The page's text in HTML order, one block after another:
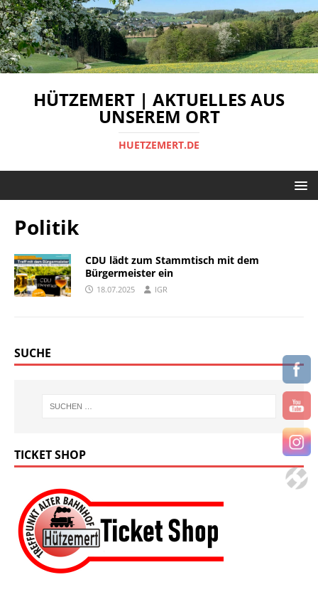
HÜTZEMERT | AKTUELLES AUS
UNSEREM ORT
HUETZEMERT.DE
Politik
CDU lädt zum Stammtisch mit dem
Bürgermeister ein
18.07.2025 IGR
SUCHE
TICKET SHOP